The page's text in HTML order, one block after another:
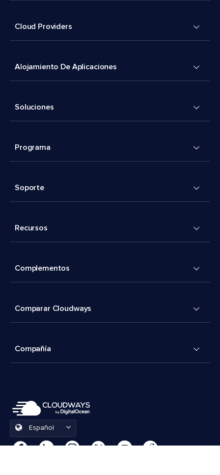
Cloud Providers
Alojamiento De Aplicaciones
Soluciones
Programa
Soporte
Recursos
Complementos
Comparar Cloudways
Compañía
Español